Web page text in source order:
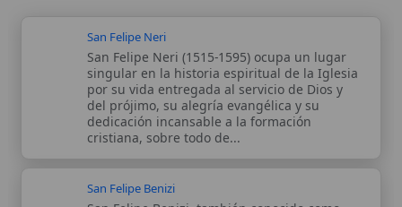
del siglo XIII, miembro y propagador
principal del Orden de los Siervos de María
(Servitas). Nacido en Florencia en 1233,
destacó por su humildad, su labor en...
Autor: Comité editorial
del artículo están basadas y contrastadas